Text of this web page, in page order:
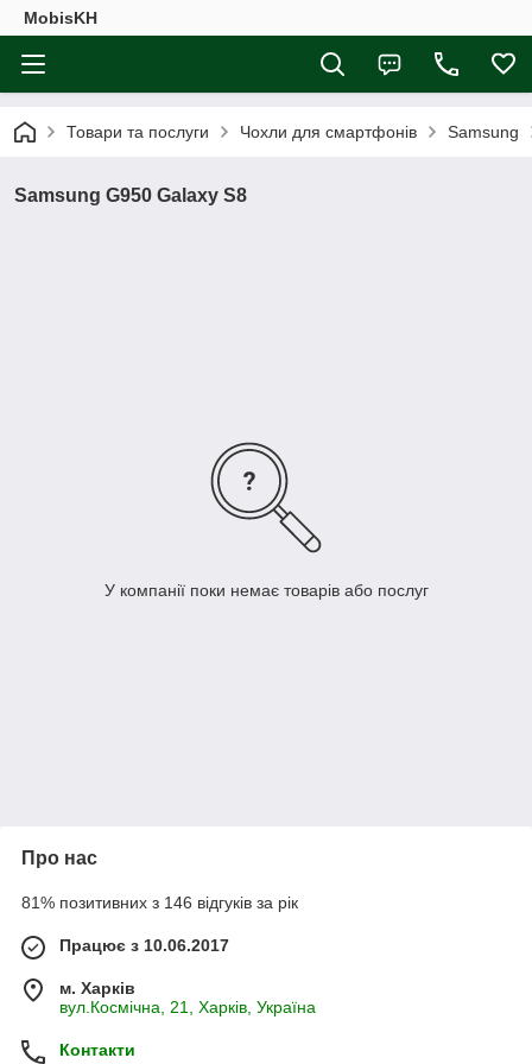
MobisKH
Товари та послуги Чохли для смартфонів Samsung
Samsung G950 Galaxy S8
У компанії поки немає товарів або послуг
Про нас
81% позитивних з 146 відгуків за рік
Працює з 10.06.2017
м. Харків
вул.Космічна, 21, Харків, Україна
Контакти